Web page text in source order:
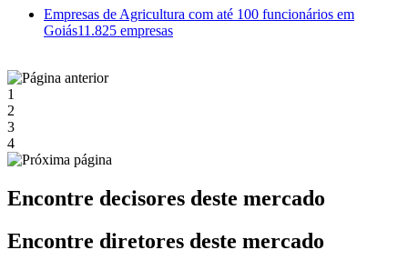
Empresas de Agricultura com até 100 funcionários em
Goiás11.825 empresas
1
2
3
4
Encontre decisores deste mercado
Encontre diretores deste mercado